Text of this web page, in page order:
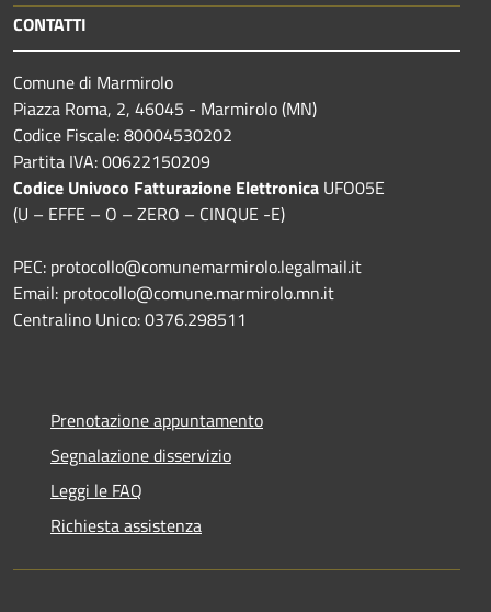
CONTATTI
Comune di Marmirolo
Piazza Roma, 2, 46045 - Marmirolo (MN)
Codice Fiscale: 80004530202
Partita IVA: 00622150209
Codice Univoco Fatturazione Elettronica UFO05E
(U – EFFE – O – ZERO – CINQUE -E)
PEC: protocollo@comunemarmirolo.legalmail.it
Email: protocollo@comune.marmirolo.mn.it
Centralino Unico: 0376.298511
Prenotazione appuntamento
Segnalazione disservizio
Leggi le FAQ
Richiesta assistenza